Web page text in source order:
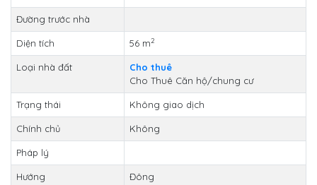
Đường trước nhà
Diện tích 56 m2
Loại nhà đất
Cho thuê
Cho Thuê Căn hộ/chung cư
Trạng thái Không giao dịch
Chính chủ Không
Pháp lý
Hướng Đông